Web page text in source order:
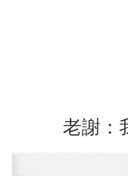
老謝：